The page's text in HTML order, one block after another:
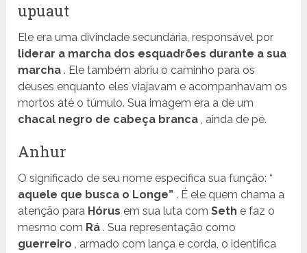
upuaut
Ele era uma divindade secundária, responsável por
liderar a marcha dos esquadrões durante a sua
marcha . Ele também abriu o caminho para os
deuses enquanto eles viajavam e acompanhavam os
mortos até o túmulo. Sua imagem era a de um
chacal negro de cabeça branca , ainda de pé.
Anhur
O significado de seu nome especifica sua função: “
aquele que busca o Longe” . É ele quem chama a
atenção para Hórus em sua luta comSeth e faz o
mesmo com Rá . Sua representação como
guerreiro , armado com lança e corda, o identifica